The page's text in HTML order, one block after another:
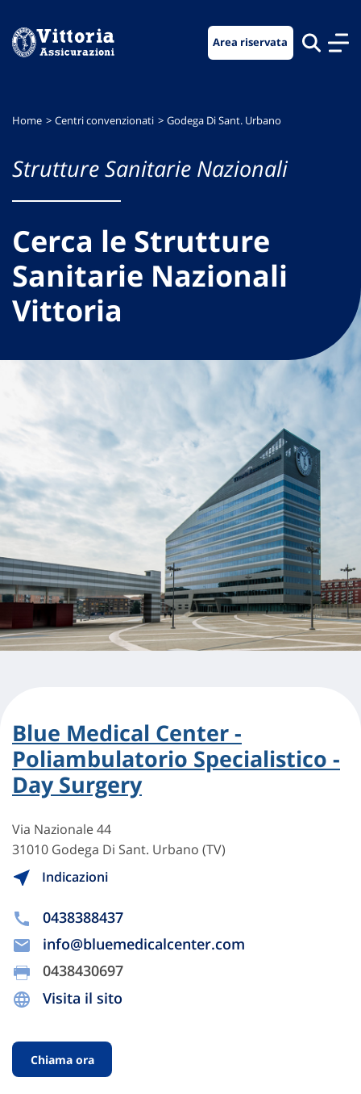
menu
contenuto
footer
Area riservata
Home Centri convenzionati Godega Di Sant. Urbano
Strutture Sanitarie Nazionali
Cerca le Strutture
Sanitarie Nazionali
Vittoria
Blue Medical Center -
Poliambulatorio Specialistico -
Day Surgery
Via Nazionale 44
31010 Godega Di Sant. Urbano (TV)
Indicazioni
0438388437
info@bluemedicalcenter.com
0438430697
Visita il sito
Chiama ora